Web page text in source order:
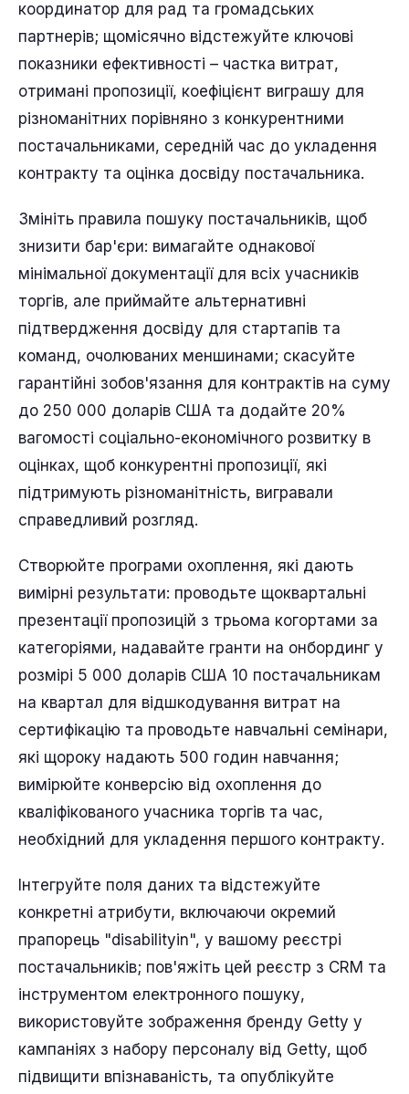
координатор для рад та громадських
партнерів; щомісячно відстежуйте ключові
показники ефективності – частка витрат,
отримані пропозиції, коефіцієнт виграшу для
різноманітних порівняно з конкурентними
постачальниками, середній час до укладення
контракту та оцінка досвіду постачальника.
Змініть правила пошуку постачальників, щоб
знизити бар'єри: вимагайте однакової
мінімальної документації для всіх учасників
торгів, але приймайте альтернативні
підтвердження досвіду для стартапів та
команд, очолюваних меншинами; скасуйте
гарантійні зобов'язання для контрактів на суму
до 250 000 доларів США та додайте 20%
вагомості соціально-економічного розвитку в
оцінках, щоб конкурентні пропозиції, які
підтримують різноманітність, вигравали
справедливий розгляд.
Створюйте програми охоплення, які дають
вимірні результати: проводьте щоквартальні
презентації пропозицій з трьома когортами за
категоріями, надавайте гранти на онбординг у
розмірі 5 000 доларів США 10 постачальникам
на квартал для відшкодування витрат на
сертифікацію та проводьте навчальні семінари,
які щороку надають 500 годин навчання;
вимірюйте конверсію від охоплення до
кваліфікованого учасника торгів та час,
необхідний для укладення першого контракту.
Інтегруйте поля даних та відстежуйте
конкретні атрибути, включаючи окремий
прапорець "disabilityin", у вашому реєстрі
постачальників; пов'яжіть цей реєстр з CRM та
інструментом електронного пошуку,
використовуйте зображення бренду Getty у
кампаніях з набору персоналу від Getty, щоб
підвищити впізнаваність, та опублікуйте